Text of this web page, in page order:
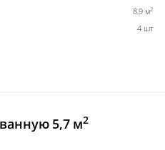
8,9 м2
4 шт
5,7 м2